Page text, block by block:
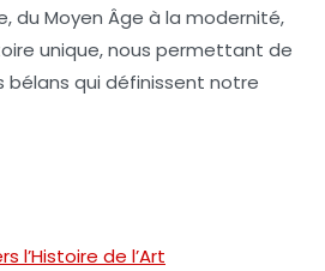
du Moyen Âge à la modernité,
unique, nous permettant de
bélans qui définissent notre
l’Histoire de l’Art